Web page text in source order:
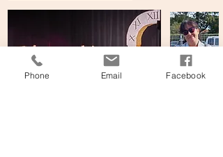
Phone Email Facebook